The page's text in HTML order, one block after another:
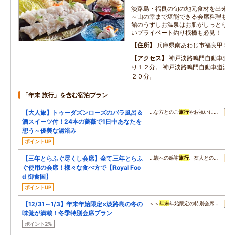
淡路島・福良の旬の地元食材を出
～山の幸まで堪能できる会席料理
館のうずしお温泉はお肌がしっと
いプライベート釣り桟橋も必見！
住所
兵庫県南あわじ市福良
アクセス
神戸淡路鳴門自動
り１２分。 神戸淡路鳴門自動車
２０分。
「年末 旅行」を含む宿泊プラン
【大人旅】トゥーダズンローズのバラ風呂＆
酒スイーツ付！24本の薔薇で1日中あなたを
想う～優美な湯浴み
ポイントUP
…な方とのご旅行やお祝いに…
【三年とらふぐ尽くし会席】全て三年とらふ
ぐ使用の会席！様々な食べ方で【Royal Foo
d 御食国】
ポイントUP
…族への感謝旅行、友人との…
【12/31～1/3】年末年始限定×淡路島の冬の
味覚が満載！冬季特別会席プラン
ポイント2%
＜＜年末年始限定の特別会席…